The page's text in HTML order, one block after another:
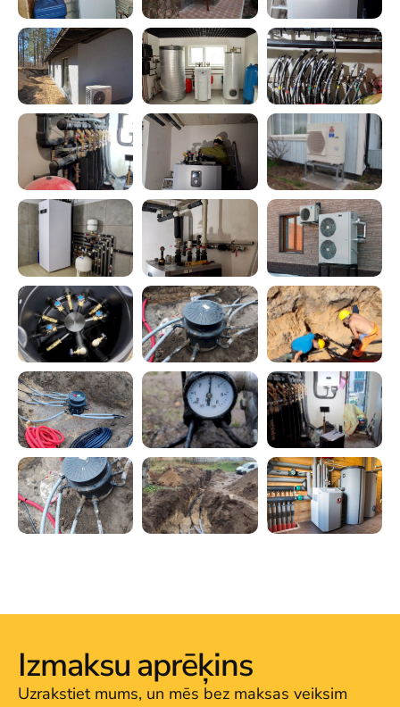
Izmaksu aprēķins
Uzrakstiet mums, un mēs bez maksas veiksim